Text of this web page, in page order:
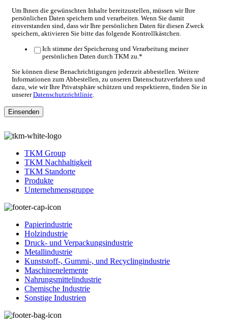
Um Ihnen die gewünschten Inhalte bereitzustellen, müssen wir Ihre
persönlichen Daten speichern und verarbeiten. Wenn Sie damit
einverstanden sind, dass wir Ihre persönlichen Daten für diesen Zweck
speichern, aktivieren Sie bitte das folgende Kontrollkästchen.
Ich stimme der Speicherung und Verarbeitung meiner
persönlichen Daten durch TKM zu. *
Sie können diese Benachrichtigungen jederzeit abbestellen. Weitere
Informationen zum Abbestellen, zu unseren Datenschutzverfahren und
dazu, wie wir Ihre Privatsphäre schützen und respektieren, finden Sie in
unsererDatenschutzrichtlinie
TKM Group
TKM Nachhaltigkeit
TKM Standorte
Produkte
Unternehmensgruppe
Papierindustrie
Holzindustrie
Druck- und Verpackungsindustrie
Metallindustrie
Kunststoff-, Gummi-, und Recyclingindustrie
Maschinenelemente
Nahrungsmittelindustrie
Chemische Industrie
Sonstige Industrien